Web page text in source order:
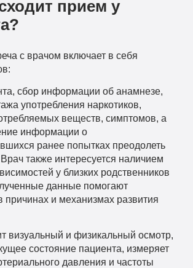
прием у
с врачом включает в себя
сбор информации об анамнезе,
употребления наркотиков,
веществ, симптомов, а
информации о
ранее попытках преодолеть
также интересуется наличием
у близких родственников
данные помогают
причинах и механизмах развития
визуальный и физикальный осмотр,
состояние пациента, измеряет
давления и частоты